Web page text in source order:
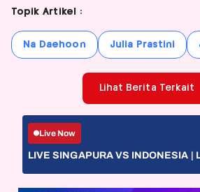
Topik Artikel :
Na Daehoon Julia Prastini
Lihat Berita Terkait
Live Now
LIVE SINGAPURA VS INDONESIA |